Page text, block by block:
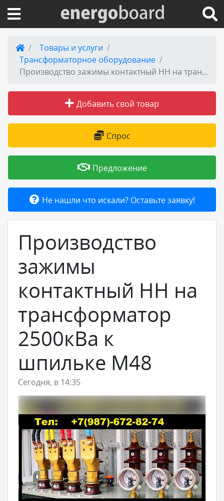
Вход на сайт
Поиск по сайту
Публикации
Справка
Товары и услуги
Добавить товар или услугу
Товары и услуги
Трансформаторное оборудование
Производство зажимы контактный НН на трансформатор 2500кВа к шпильке М48
Добавить свой товар
Спрос
Предложение
Не нашли что искали? Оставьте заявку!
Производство
зажимы
контактный НН на
трансформатор
2500кВа к
шпильке М48
Сегодня, в 14:35